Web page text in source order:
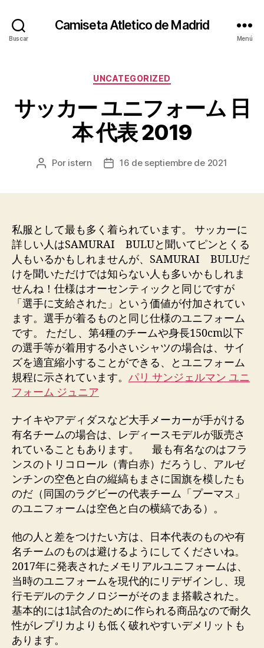
Buscar
Camiseta Atletico de Madrid
Menú
Categorías
UNCATEGORIZED
サッカー ユニフォーム 日
本 代表 2019
Autor
Por istern
Fecha16 de septiembre de 2021
私服として最も多く着られています。 サッカーに
詳しい人はSAMURAI BULUと聞いてピンとくる
人もいるかもしれませんが、SAMURAI BULUだ
けを聞いただけでは知らない人も多いかもしれま
せんね！仕様はオーセンティックと同じですが
「選手に支給された」という価値が付加されてい
ます。選手が着るものと同じ仕様のユニフォーム
です。 ただし、第4種のチームや身長150cm以下
の選手等が着用する小さいシャツの場合は、サイ
ズを適宜縮小することができる、とユニフォーム
規程に示されています。 パリ サンジェルマン ユニ
フォーム ジュニア
ナイキやアディダスなど大手メーカーが手がける
有名チームの場合は、レディースモデルが販売さ
れていることもあります。 最も有名なのはフラ
ンスのトリコロール（青白赤）だろうし、アルゼ
ンチンの空色と白の縦縞もまさに国旗を模したも
のだ（同国のラグビーの代表チーム「プーマス」
のユニフォームは空色と白の横縞である）。
他の人と差をつけたい方は、日本代表のものや有
名チームのものは避けるようにしてくださいね。
2017年に発表されたメモリアルユニフォームは、
当時のユニフォームを現代的にリデザインし、現
行モデルのテクノロジーがそのまま搭載された。
基本的には1試合のために作られる商品なので耐久
性がレプリカよりも低く破れやすいデメリットも
あります。